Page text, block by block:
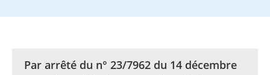
Par arrêté du n° 23/7962 du 14 décembre